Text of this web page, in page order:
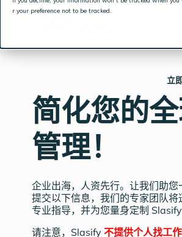
r your preference not to be tracked.
产
立
简化您的
管理！
企业出海，人资先行。让我们助您
提交以下信息，我们的专家团队
专业指导，并为您量身定制
请注意， Slasify 不提供个人找工